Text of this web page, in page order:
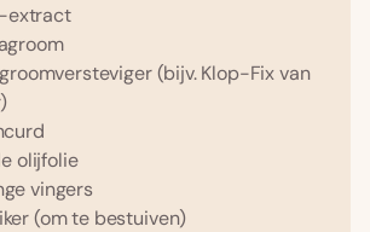
extract
(bijv. Klop-Fix van
olijfolie
vingers
(om te bestuiven)